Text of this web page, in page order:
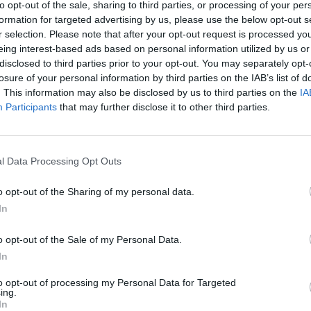
opt-out of the sale, sharing to third parties, or processing of your
for targeted advertising by us, please use the below opt-out
selection. Please note that after your opt-out request is processed
interest-based ads based on personal information utilized by us
to third parties prior to your opt-out. You may separately
of your personal information by third parties on the IAB’s list of
This information may also be disclosed by us to third parties on the
Participants that may further disclose it to other third parties.
Data Processing Opt Outs
opt-out of the Sharing of my personal data.
opt-out of the Sale of my Personal Data.
opt-out of processing my Personal Data for Targeted
41.5000
Dostupnosť: Skladom (menej ako
Balenie:
Min. objednateľné násobky:
EAN:8592667200630
Kód:25249
PRODUKTU